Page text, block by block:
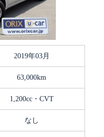
2019年03月
63,000km
1,200cc・CVT
なし